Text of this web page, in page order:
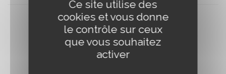
Ce site utilise des
cookies et vous donne
le contrôle sur ceux
que vous souhaitez
activer